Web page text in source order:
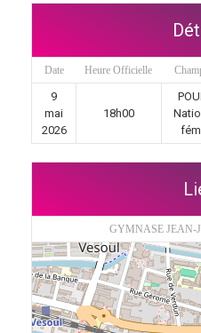
Date Heure Officielle
9
mai
2026
18h00
GYMNASE JEAN-